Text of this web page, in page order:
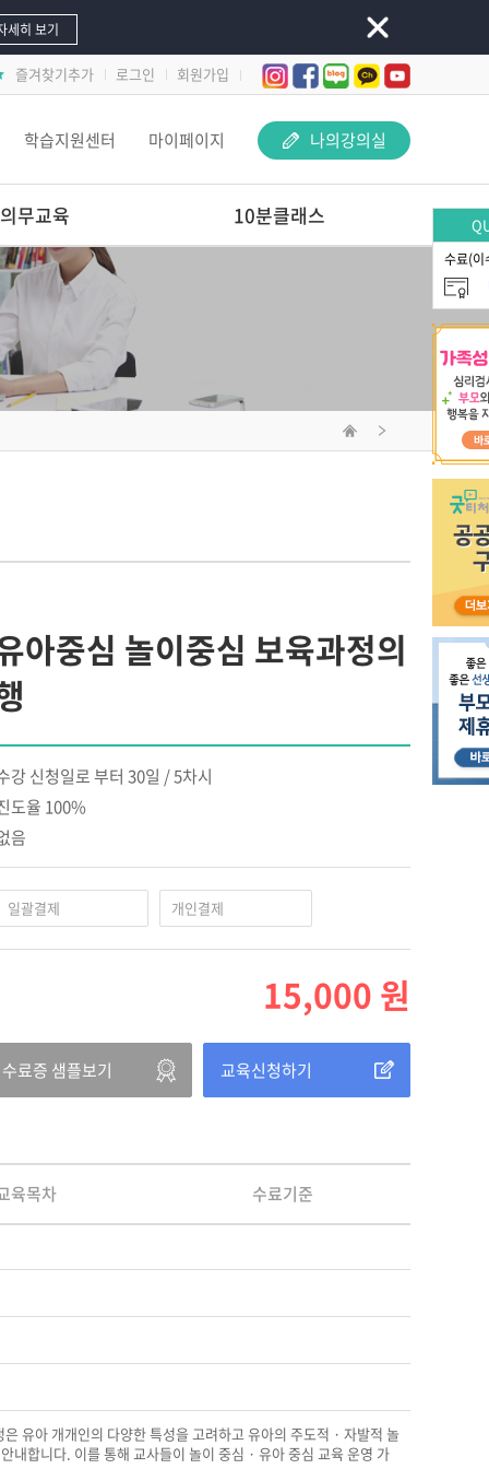
세히 보기
수료(이
즐겨찾기추가 로그인 회원가입
학습지원센터 마이페이지 나의강의실
무교육 10분클래스
아중심 놀이중심 보육과정의
강 신청일로 부터 30일 / 5차시
도율 100%
음
일괄결제 개인결제
15,000 원
교육신청하기
수료증 샘플보기
육목차 수료기준
유아 개개인의 다양한 특성을 고려하고 유아의 주도적 · 자발적 놀
내합니다. 이를 통해 교사들이 놀이 중심 · 유아 중심 교육 운영 가